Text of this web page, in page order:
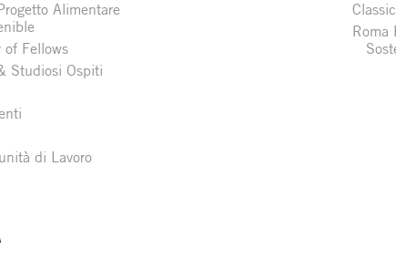
Alimentare
of Fellows
Studiosi Ospiti
di Lavoro
Roma